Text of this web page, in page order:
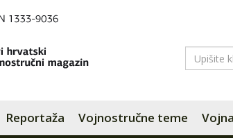
Reportaža Vojnostručne teme